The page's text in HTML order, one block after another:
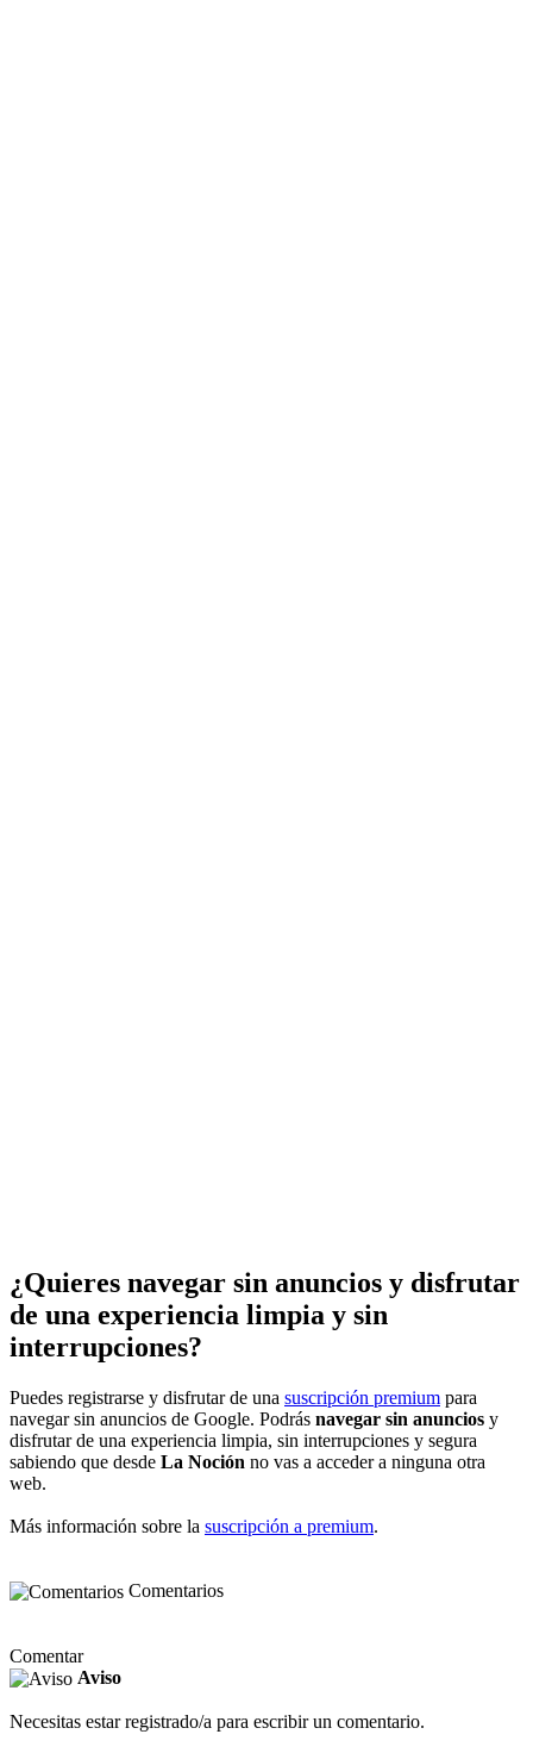
¿Quieres navegar sin anuncios y disfrutar
de una experiencia limpia y sin
interrupciones?
Puedes registrarse y disfrutar de una suscripción premium para
navegar sin anuncios de Google. Podrás navegar sin anuncios y
disfrutar de una experiencia limpia, sin interrupciones y segura
sabiendo que desde La Noción no vas a acceder a ninguna otra
web.
Más información sobre la suscripción a premium.
Comentarios
Comentar
Aviso
Necesitas estar registrado/a para escribir un comentario.